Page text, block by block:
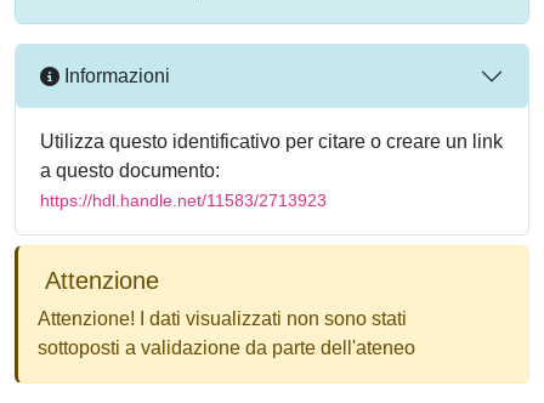
Informazioni
Utilizza questo identificativo per citare o creare un link
a questo documento:
https://hdl.handle.net/11583/2713923
Attenzione
Attenzione! I dati visualizzati non sono stati
sottoposti a validazione da parte dell'ateneo